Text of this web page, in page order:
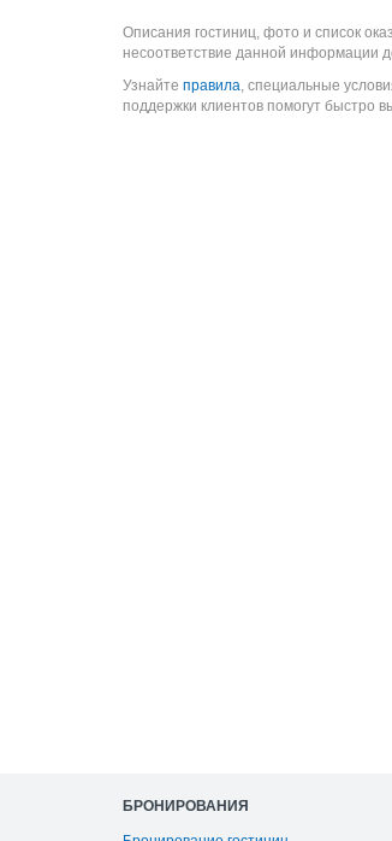
Описания гостиниц, фото и список
несоответствие данной информации
Узнайте правила, специальные
поддержки клиентов помогут быстро
БРОНИРОВАНИЯ